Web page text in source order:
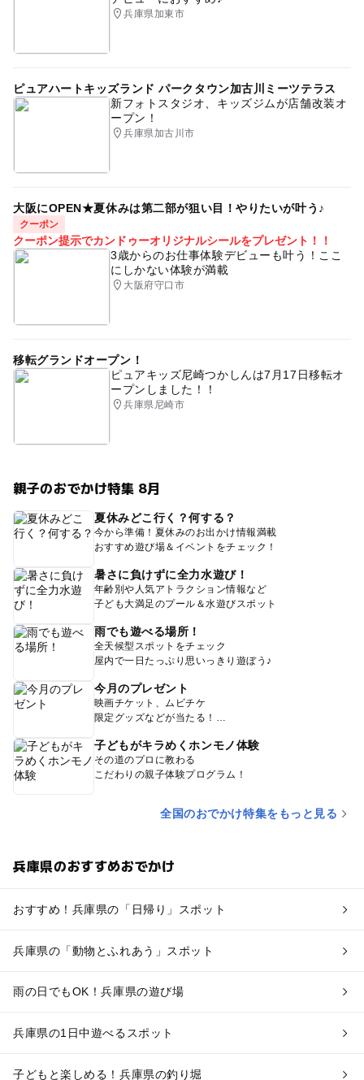
兵庫県加東市
ピュアハートキッズランド パークタウン加古川ミーツテラス
新フォトスタジオ、キッズジムが店舗改装オ
ープン！
兵庫県加古川市
大阪にOPEN★夏休みは第二部が狙い目！やりたいが叶う♪
クーポン
クーポン提示でカンドゥーオリジナルシールをプレゼント！！
3歳からのお仕事体験デビューも叶う！ここ
にしかない体験が満載
大阪府守口市
移転グランドオープン！
ピュアキッズ尼崎つかしんは7月17日移転オ
ープンしました！！
兵庫県尼崎市
親子のおでかけ特集 8月
夏休みどこ行く？何する？
今から準備！夏休みのお出かけ情報満載
おすすめ遊び場＆イベントをチェック！
暑さに負けずに全力水遊び！
年齢別や人気アトラクション情報など
子ども大満足のプール＆水遊びスポット
雨でも遊べる場所！
全天候型スポットをチェック
屋内で一日たっぷり思いっきり遊ぼう♪
今月のプレゼント
映画チケット、ムビチケ
限定グッズなどが当たる！
子どもがキラめくホンモノ体験
その道のプロに教わる
こだわりの親子体験プログラム！
全国のおでかけ特集をもっと見る
兵庫県のおすすめおでかけ
おすすめ！兵庫県の「日帰り」スポット
兵庫県の「動物とふれあう」スポット
雨の日でもOK！兵庫県の遊び場
兵庫県の1日中遊べるスポット
子どもと楽しめる！兵庫県の釣り堀